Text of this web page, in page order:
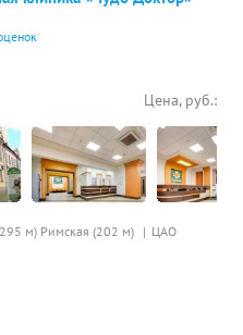
м) Римская (202 м) ЦАО
Цена, руб.: